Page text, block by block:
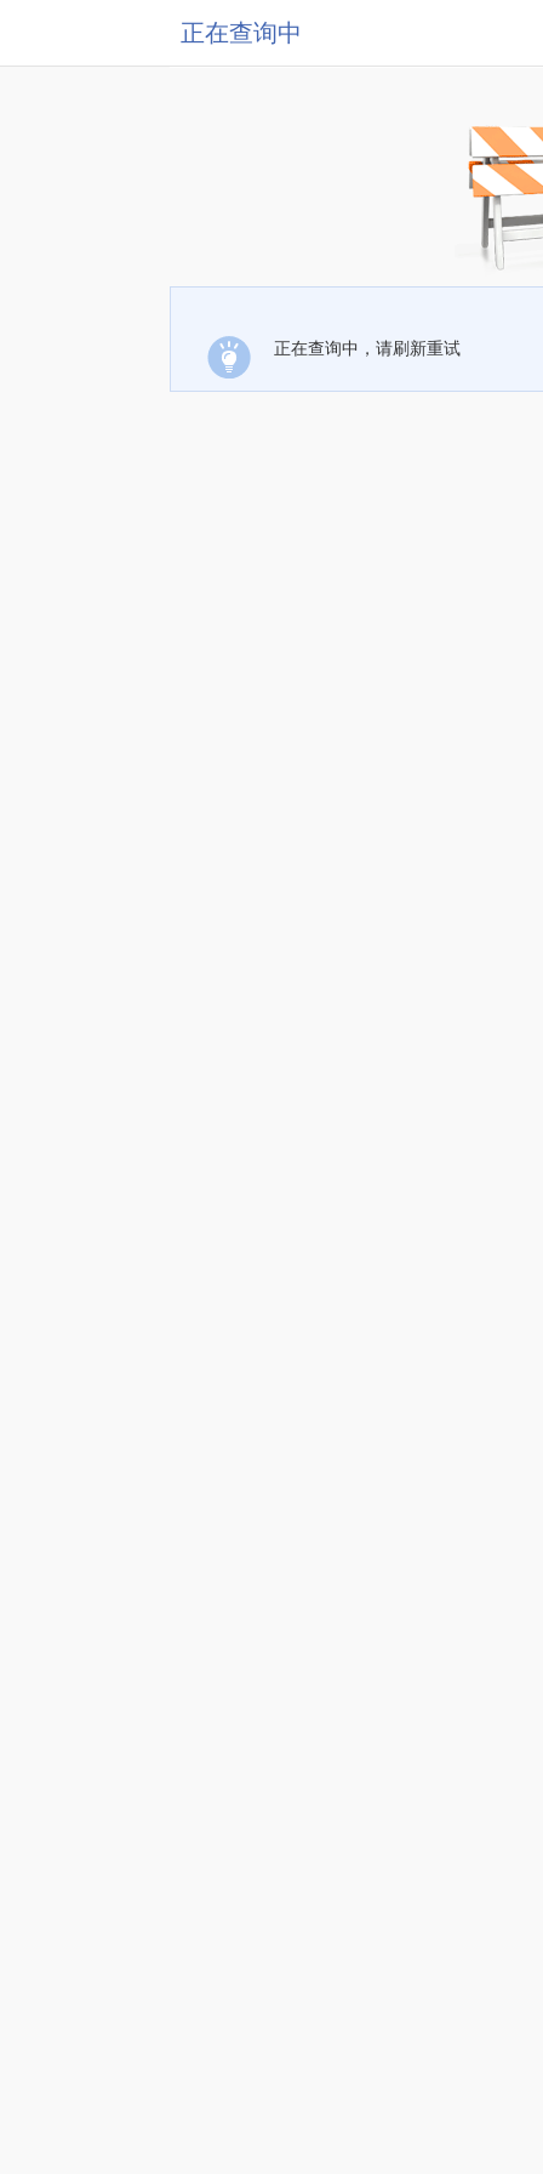
正在查询中
正在查询中，请刷新重试